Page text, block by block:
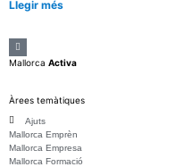
Llegir més
Mallorca Activa
Àrees temàtiques
Ajuts
Mallorca Emprèn
Mallorca Empresa
Mallorca Formació